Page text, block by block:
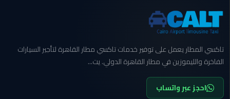
رمضان
ليموزين
الزمالك
ليموزين
المهندسين
تاكسي المطار يعمل على توفير خدمات تاكسي مطار القاهرة لتأجير السيارات
الفاخرة والليموزين في مطار القاهرة الدولي. يت...
احجز عبر واتساب